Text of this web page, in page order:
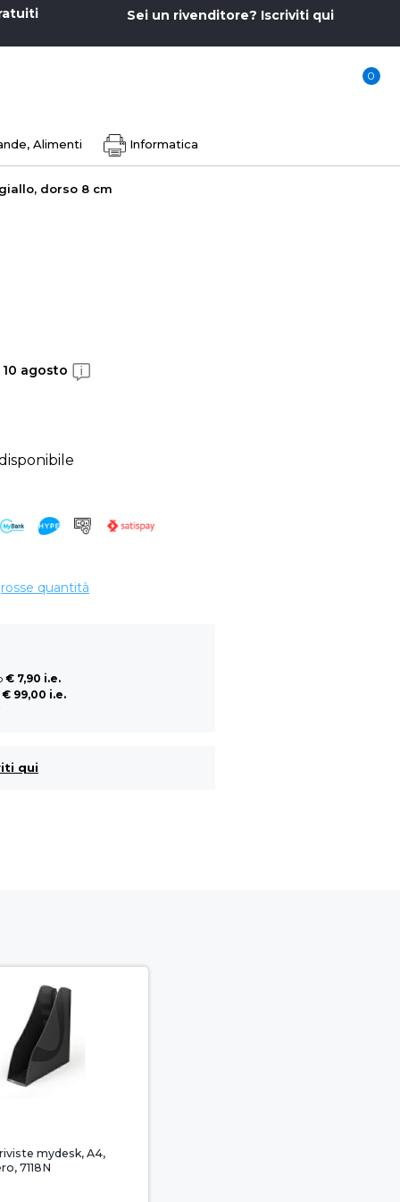
Sei un rivenditore? Iscriviti qui
0
Alimenti
Informatica
dorso 8 cm
agosto
quantità
€ 7,90 i.e.
€ 99,00 i.e.
qui
mydesk, A4,
7118N